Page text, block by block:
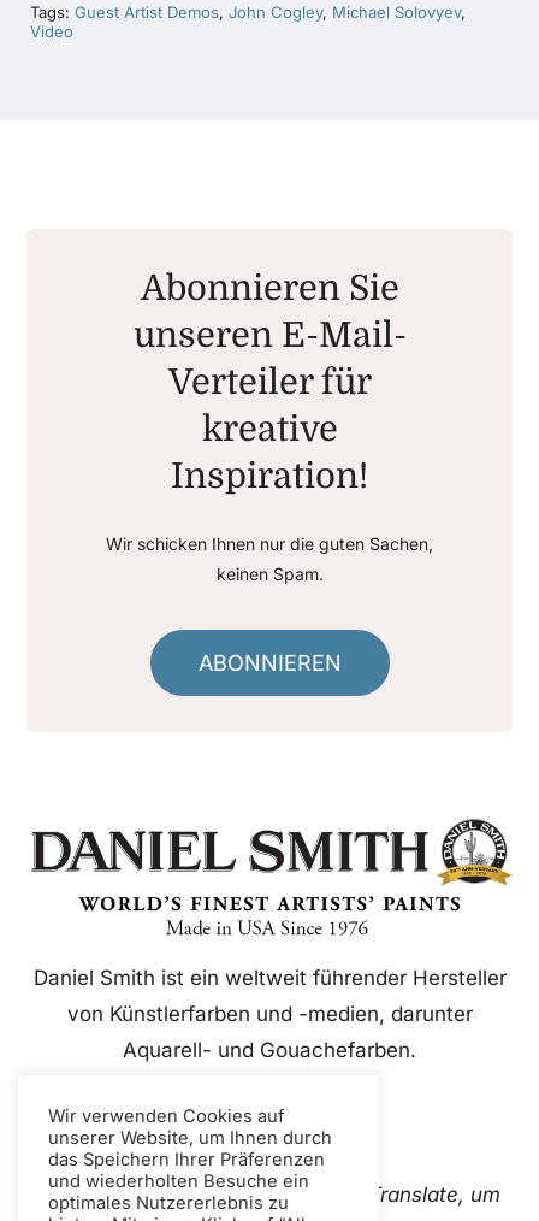
Tags: Guest Artist Demos, John Cogley, Michael Solovyev,
Video
Abonnieren Sie
unseren E-Mail-
Verteiler für
kreative
Inspiration!
Wir schicken Ihnen nur die guten Sachen,
keinen Spam.
ABONNIEREN
Daniel Smith ist ein weltweit führender Hersteller
von Künstlerfarben und -medien, darunter
Aquarell- und Gouachefarben.
Diese Website verwendet Google Translate, um
Wir verwenden Cookies auf
unserer Website, um Ihnen durch
das Speichern Ihrer Präferenzen
und wiederholten Besuche ein
optimales Nutzererlebnis zu